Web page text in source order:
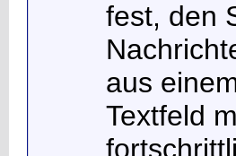
fest, den
aus
Textfeld